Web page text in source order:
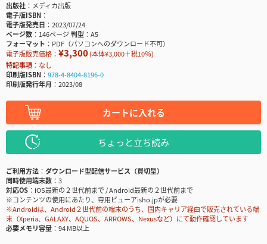
出版社
メディカ出版
電子版ISBN
電子版発売日
2023/07/24
ページ数
146ページ判型
A5
フォーマット
PDF（パソコンへのダウンロード不可）
電子版販売価格： ¥3,300(本体¥3,000＋税10％)
特記事項
なし
印刷版ISBN
978-4-8404-8196-0
印刷版発行年月
2023/08
カートに入れる
ちょっと立ち読み
ご利用方法
ダウンロード型配信サービス（買切型）
同時使用端末数
3
対応OS
iOS最新の２世代前まで / Android最新の２世代前まで
※コンテンツの使用にあたり、専用ビューアisho.jpが必要
※Androidは、Android２世代前の端末のうち、国内キャリア経由で販売されている端
末（Xperia、GALAXY、AQUOS、ARROWS、Nexusなど）にて動作確認しています
必要メモリ容量
94 MB以上